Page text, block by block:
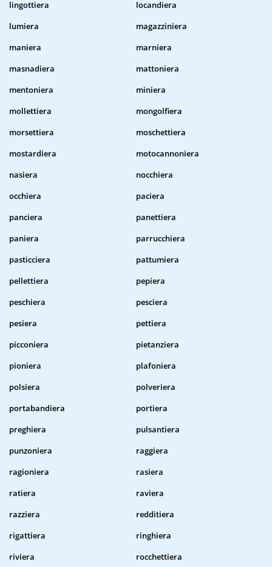
lingottiera
locandiera
lumiera
magazziniera
maniera
marniera
masnadiera
mattoniera
mentoniera
miniera
mollettiera
mongolfiera
morsettiera
moschettiera
mostardiera
motocannoniera
nasiera
nocchiera
occhiera
paciera
panciera
panettiera
paniera
parrucchiera
pasticciera
pattumiera
pellettiera
pepiera
peschiera
pesciera
pesiera
pettiera
picconiera
pietanziera
pioniera
plafoniera
polsiera
polveriera
portabandiera
portiera
preghiera
pulsantiera
punzoniera
raggiera
ragioniera
rasiera
ratiera
raviera
razziera
redditiera
rigattiera
ringhiera
riviera
rocchettiera